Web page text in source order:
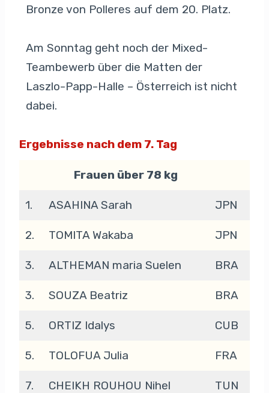
Bronze von Polleres auf dem 20. Platz.
Am Sonntag geht noch der Mixed-
Teambewerb über die Matten der
Laszlo-Papp-Halle – Österreich ist nicht
dabei.
Ergebnisse nach dem 7. Tag
Frauen über 78 kg
1. ASAHINA Sarah JPN
2. TOMITA Wakaba JPN
3. ALTHEMAN maria Suelen BRA
3. SOUZA Beatriz BRA
5. ORTIZ Idalys CUB
5. TOLOFUA Julia FRA
7. CHEIKH ROUHOU Nihel TUN